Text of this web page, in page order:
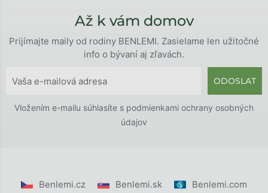
Až k vám domov
Prijímajte maily od rodiny BENLEMI. Zasielame len užitočné
info o bývaní aj zľavách.
ODOSLAT
Vložením e-mailu súhlasíte s podmienkami ochrany osobných
údajov
Benlemi.cz Benlemi.sk Benlemi.com